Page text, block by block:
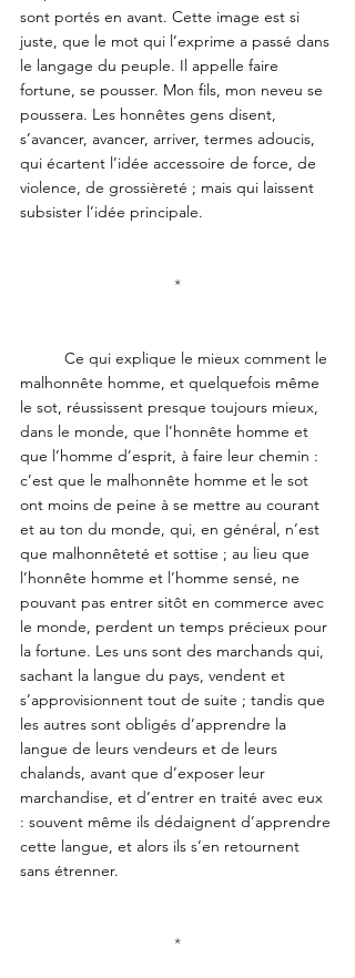
sont portés en avant. Cette image est si
juste, que le mot qui l’exprime a passé dans
le langage du peuple. Il appelle faire
fortune, se pousser. Mon fils, mon neveu se
poussera. Les honnêtes gens disent,
s’avancer, avancer, arriver, termes adoucis,
qui écartent l’idée accessoire de force, de
violence, de grossièreté ; mais qui laissent
subsister l’idée principale.
*
malhonnête homme, et quelquefois même
le sot, réussissent presque toujours mieux,
dans le monde, que l’honnête homme et
que l’homme d’esprit, à faire leur chemin :
c’est que le malhonnête homme et le sot
ont moins de peine à se mettre au courant
et au ton du monde, qui, en général, n’est
que malhonnêteté et sottise ; au lieu que
l’honnête homme et l’homme sensé, ne
pouvant pas entrer sitôt en commerce avec
le monde, perdent un temps précieux pour
la fortune. Les uns sont des marchands qui,
sachant la langue du pays, vendent et
s’approvisionnent tout de suite ; tandis que
les autres sont obligés d’apprendre la
langue de leurs vendeurs et de leurs
chalands, avant que d’exposer leur
marchandise, et d’entrer en traité avec eux
: souvent même ils dédaignent d’apprendre
cette langue, et alors ils s’en retournent
sans étrenner.
*